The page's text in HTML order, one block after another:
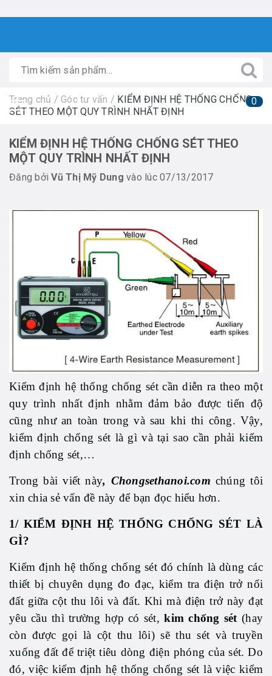
0
Trang chủ / Góc tư vấn / KIỂM ĐỊNH HỆ THỐNG CHỐNG
SÉT THEO MỘT QUY TRÌNH NHẤT ĐỊNH
KIỂM ĐỊNH HỆ THỐNG CHỐNG SÉT THEO
MỘT QUY TRÌNH NHẤT ĐỊNH
Đăng bởiVũ Thị Mỹ Dung vào lúc 07/13/2017
Kiểm định hệ thống chống sét cần diễn ra theo một
quy trình nhất định nhằm đảm bảo được tiến độ
cũng như an toàn trong và sau khi thi công. Vậy,
kiểm định chống sét là gì và tại sao cần phải kiểm
định chống sét,…
Trong bài viết này, Chongsethanoi.com chúng tôi
xin chia sẻ vấn đề này để bạn đọc hiểu hơn.
1/ KIỂM ĐỊNH HỆ THỐNG CHỐNG SÉT LÀ
GÌ?
Kiểm định hệ thống chống sét đó chính là dùng các
thiết bị chuyên dụng đo đạc, kiểm tra điện trở nối
đất giữa cột thu lôi và đất. Khi mà điện trở này đạt
yêu cầu thì trường hợp có sét,kim chống sét(hay
còn được gọi là cột thu lôi) sẽ thu sét và truyền
xuống đất để triệt tiêu dòng điện phóng của sét. Do
đó, việc kiểm định hệ thống chống sét là việc kiểm